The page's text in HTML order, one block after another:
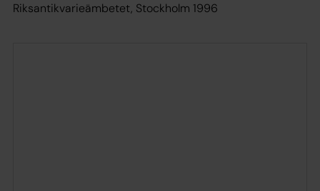
Riksantikvarieämbetet, Stockholm 1996